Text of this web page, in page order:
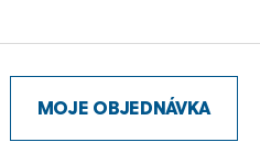
MOJE OBJEDNÁVKA